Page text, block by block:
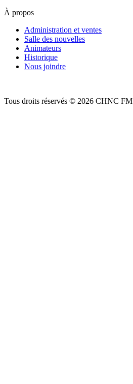
À propos
Administration et ventes
Salle des nouvelles
Animateurs
Historique
Nous joindre
Tous droits réservés © 2026 CHNC FM